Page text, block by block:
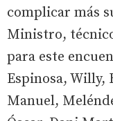
complicar más
Ministro,
para este
Espinosa, Willy,
Manuel,